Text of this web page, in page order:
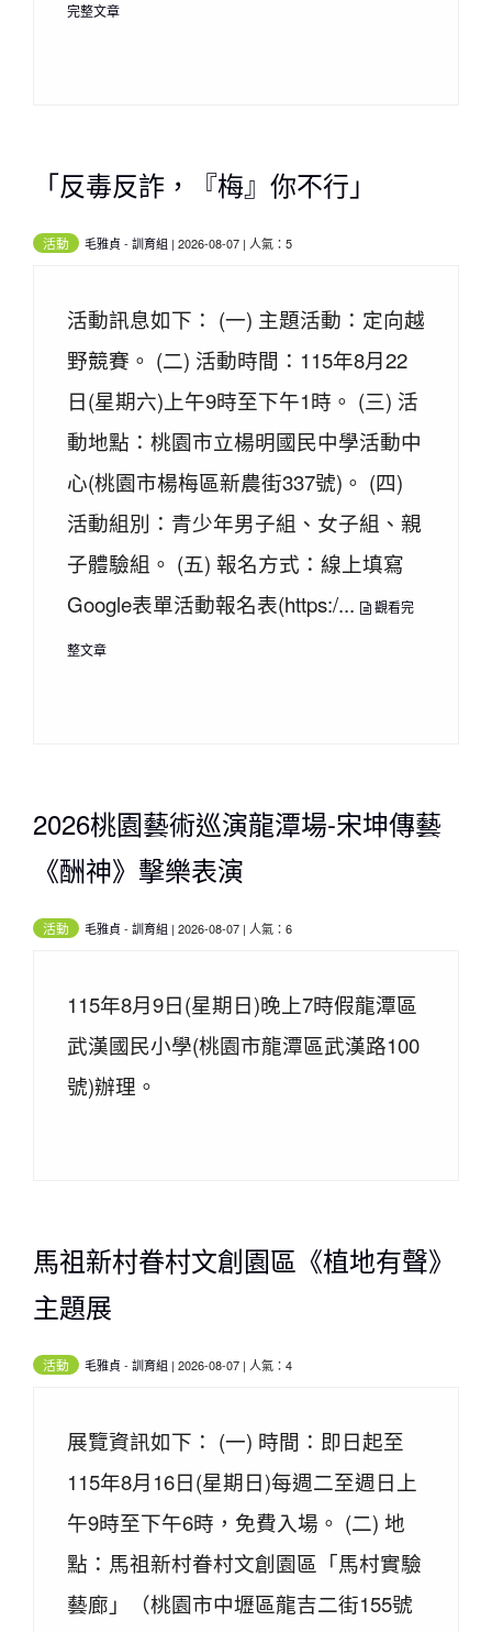
完整文章
「反毒反詐，『梅』你不行」
活動 毛雅貞 - 訓育組 | 2026-08-07 | 人氣：5
活動訊息如下： (一) 主題活動：定向越
野競賽。 (二) 活動時間：115年8月22
日(星期六)上午9時至下午1時。 (三) 活
動地點：桃園市立楊明國民中學活動中
心(桃園市楊梅區新農街337號)。 (四)
活動組別：青少年男子組、女子組、親
子體驗組。 (五) 報名方式：線上填寫
Google表單活動報名表(https:/...
觀看完
整文章
2026桃園藝術巡演龍潭場-宋坤傳藝
《酬神》擊樂表演
活動 毛雅貞 - 訓育組 | 2026-08-07 | 人氣：6
115年8月9日(星期日)晚上7時假龍潭區
武漢國民小學(桃園市龍潭區武漢路100
號)辦理。
馬祖新村眷村文創園區《植地有聲》
主題展
活動 毛雅貞 - 訓育組 | 2026-08-07 | 人氣：4
展覽資訊如下： (一) 時間：即日起至
115年8月16日(星期日)每週二至週日上
午9時至下午6時，免費入場。 (二) 地
點：馬祖新村眷村文創園區「馬村實驗
藝廊」（桃園市中壢區龍吉二街155號